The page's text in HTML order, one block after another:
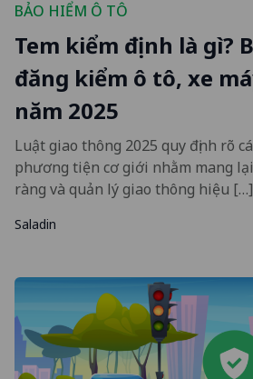
BẢO HIỂM Ô TÔ
Tem kiểm định là gì?
đăng kiểm ô tô, xe
năm 2025
Luật giao thông 2025 quy định rõ
phương tiện cơ giới nhằm mang
ràng và quản lý giao thông hiệu […]
Saladin